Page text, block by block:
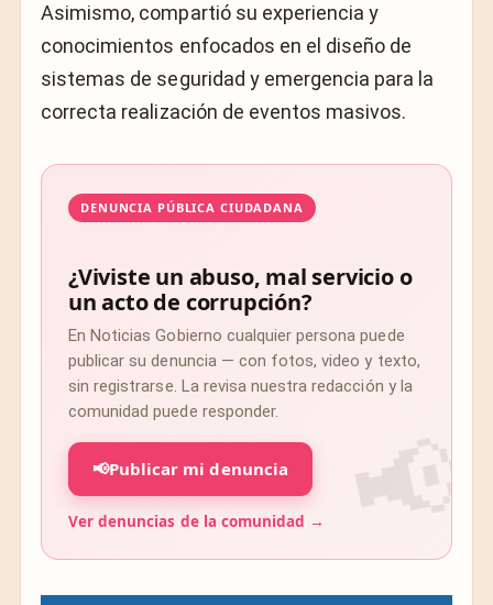
Asimismo, compartió su experiencia y
conocimientos enfocados en el diseño de
sistemas de seguridad y emergencia para la
correcta realización de eventos masivos.
DENUNCIA PÚBLICA CIUDADANA
¿Viviste un abuso, mal servicio o
un acto de corrupción?
En Noticias Gobierno cualquier persona puede
publicar su denuncia — con fotos, video y texto,
sin registrarse. La revisa nuestra redacción y la
comunidad puede responder.
📢Publicar mi denuncia
Ver denuncias de la comunidad →